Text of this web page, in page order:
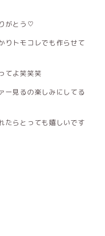
がとう♡
りトモコレでも作らせて
てよ笑笑笑
ー見るの楽しみにしてる
たらとっても嬉しいです